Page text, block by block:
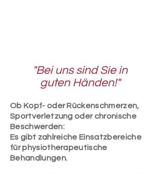
"Bei uns sind Sie in
guten Händen!"
Ob Kopf- oder Rückenschmerzen,
Sportverletzung oder chronische
Beschwerden:
Es gibt zahlreiche Einsatzbereiche
für physiotherapeutische
Behandlungen.